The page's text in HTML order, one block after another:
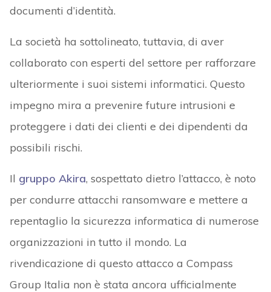
documenti d’identità.
La società ha sottolineato, tuttavia, di aver
collaborato con esperti del settore per rafforzare
ulteriormente i suoi sistemi informatici. Questo
impegno mira a prevenire future intrusioni e
proteggere i dati dei clienti e dei dipendenti da
possibili rischi.
Il gruppo Akira, sospettato dietro l’attacco, è noto
per condurre attacchi ransomware e mettere a
repentaglio la sicurezza informatica di numerose
organizzazioni in tutto il mondo. La
rivendicazione di questo attacco a Compass
Group Italia non è stata ancora ufficialmente